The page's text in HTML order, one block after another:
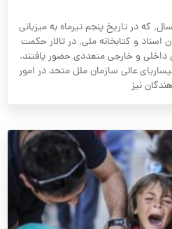
در نشست روز جهانی پناهنده امسال٬ که در تاریخ پنجم تیرماه به میزبانی
انجمن حامی و با همکاری سازمان اسناد و کتابخانه ملی٬ در تالار حکمت
برگزار شد٬ مهمانان داخلی و خارجی متعددی حضور یافتند.
دفتر کمیساریای عالی سازمان ملل متحد در امور
نیز